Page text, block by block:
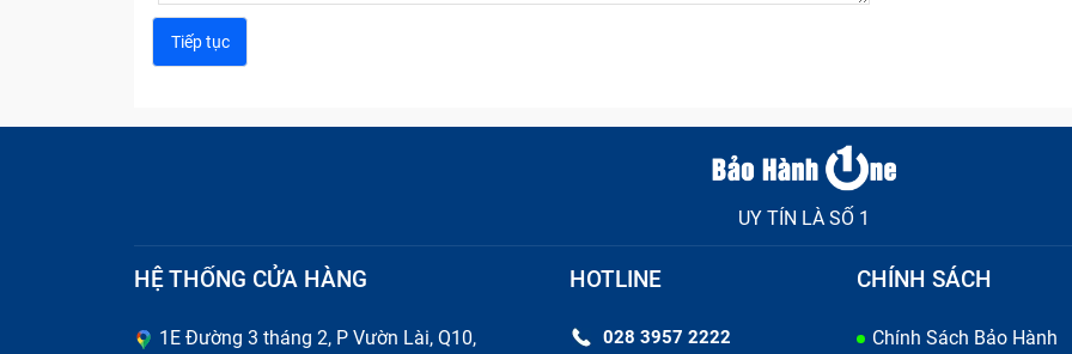
UY TÍN LÀ SỐ 1
HỆ THỐNG CỬA HÀNG
1E Đường 3 tháng 2, P Vườn Lài, Q10,
HOTLINE
028 3957 2222
CHÍNH SÁCH
Chính Sách Bảo Hành